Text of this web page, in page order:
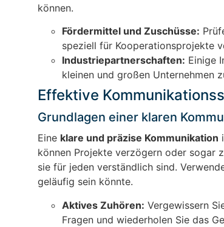
können.
Fördermittel und Zuschüsse:
speziell für Kooperationsprojekte
Industriepartnerschaften: Einige
kleinen und großen Unternehmen
Effektive
Grundlagen einer klaren
Eine klare und präzise Kommunikation
können Projekte verzögern oder sogar
sie für jeden verständlich sind.
geläufig sein könnte.
Aktives Zuhören: Vergewissern
Fragen und wiederholen Sie das